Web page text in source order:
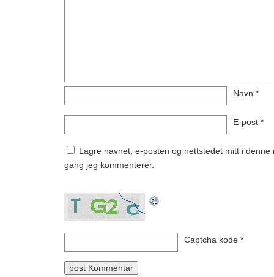
Navn *
E-post *
Lagre navnet, e-posten og nettstedet mitt i denne
gang jeg kommenterer.
Captcha kode *